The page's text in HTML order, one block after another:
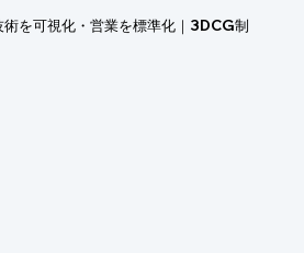
書の更新状況チェック
有
術を可視化・営業を標準化｜3DCG制